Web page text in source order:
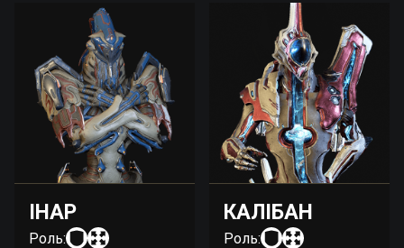
ІНАР
Роль:
КАЛІБАН
Роль: